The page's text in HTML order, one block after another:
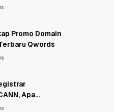
Promo Domain
Qwords
Apa